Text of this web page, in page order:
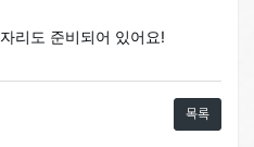
자리도 준비되어 있어요!
목록